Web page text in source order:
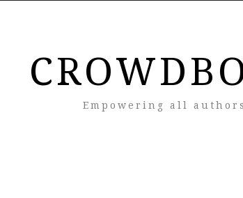
Empowering all